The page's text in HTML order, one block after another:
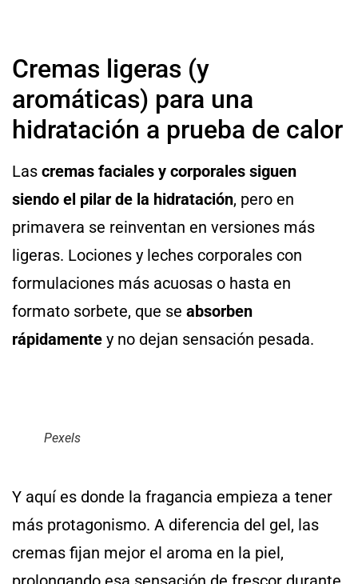
Cremas ligeras (y
aromáticas) para una
hidratación a prueba de calor
Las cremas faciales y corporales siguen
siendo el pilar de la hidratación, pero en
primavera se reinventan en versiones más
ligeras. Lociones y leches corporales con
formulaciones más acuosas o hasta en
formato sorbete, que se absorben
rápidamente y no dejan sensación pesada.
Pexels
Y aquí es donde la fragancia empieza a tener
más protagonismo. A diferencia del gel, las
cremas fijan mejor el aroma en la piel,